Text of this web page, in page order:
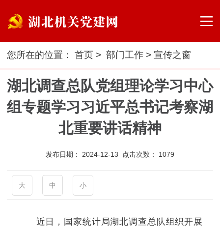
您所在的位置：首页 >部门工作 >宣传之窗
湖北调查总队党组理论学习中心
组专题学习习近平总书记考察湖
北重要讲话精神
发布日期： 2024-12-13 点击次数： 1079
大 中 小
近日，国家统计局湖北调查总队组织开展